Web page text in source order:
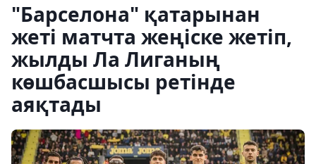
"Барселона" қатарынан
жеті матчта жеңіске жетіп,
жылды Ла Лиганың
көшбасшысы ретінде
аяқтады